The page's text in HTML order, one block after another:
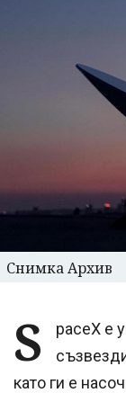
Снимка Архив
S
paceX е
като ги е